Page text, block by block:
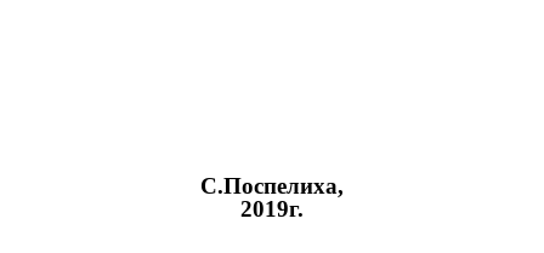
С.Поспелиха,
2019г.